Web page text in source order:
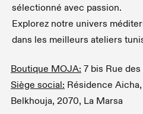
sélectionné avec passion.
Explorez notre univers
dans les meilleurs ateliers
Boutique MOJA: 7 bis Rue
Siège social: Résidence
Belkhouja, 2070, La Marsa